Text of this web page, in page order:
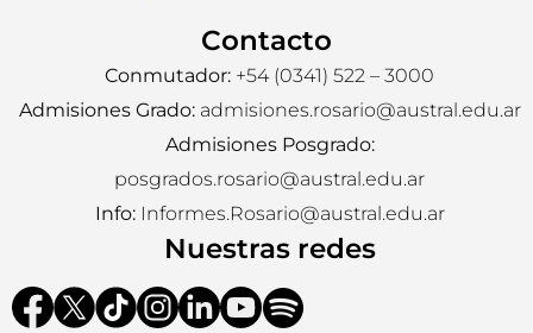
Contacto
Conmutador: +54 (0341) 522 – 3000
Admisiones Grado:admisiones.rosario@austral.edu.ar
Admisiones Posgrado:
posgrados.rosario@austral.edu.ar
Info:Informes.Rosario@austral.edu.ar
Nuestras redes